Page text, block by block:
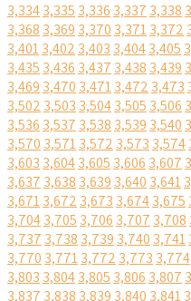
3,3343,335 3,336 3,337 3,338
3,368 3,369 3,370 3,3713,372
3,4013,402 3,403 3,4043,405
3,435 3,436 3,437 3,438 3,439
3,469 3,470 3,4713,472 3,473
3,502 3,503 3,5043,505 3,506
3,536 3,537 3,538 3,539 3,540
3,570 3,5713,572 3,573 3,574
3,603 3,6043,605 3,606 3,607
3,637 3,638 3,639 3,640 3,641
3,6713,672 3,673 3,6743,675
3,7043,705 3,706 3,707 3,708
3,737 3,738 3,739 3,740 3,741
3,770 3,7713,772 3,773 3,774
3,803 3,8043,805 3,806 3,807
3,837 3,838 3,839 3,840 3,841